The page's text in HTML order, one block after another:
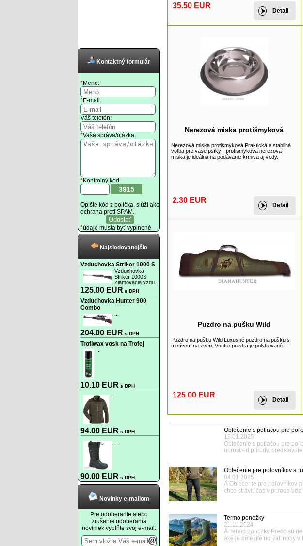
Kontaktný formulár
*Meno:
*E-mail:
Váš telefón:
*Vaša správa/otázka:
*Kontrolný kód:
3915
Opíšte kód z políčka, slúži ako
ochrana proti SPAM.
*údaje musia byť vyplnené
Najsledovanejšie
Vzduchovka Striker 1000 S
Vzduchovka
Striker 1000S
Zlamovacia vzdu...
125.00 EUR s DPH
Vzduchovka Hunter 900
Combo
204.00 EUR s DPH
Trofiwax vosk na Trofej
10.10 EUR s DPH
94.00 EUR s DPH
90.00 EUR s DPH
Novinky e-mailom
Pre odoberanie alebo
zrušenie odoberania
noviniek vyplňte svoj e-mail:
35.50 EUR
Detail
Nerezová miska protišmyková
Nerezová miska protišmyková Praktická a stabilná
voľba pre vaše psíky - protišmyková nerezová
miska je ideálna na podávanie krmiva aj vody.
2.30 EUR
Detail
Puzdro na pušku Wild
Puzdro na pušku Wild Luxusné puzdro na pušku s
motívom na zveri. Vnútro puzdra je polstrované.
125.00 EUR
Detail
Oblečenie s potlačou pre
15.01.2025
Oblečenie s potlačou pre
uprostred prírody,
Oblečenie pre poľovníkov a
04.01.2025
Â Oblečenie pre poľovníkov
chce stráviť čas v prírode
Termo ponožky
21.11.2024
Â Termo ponožky Prečo sú
aké je dôležité udržať nohy v